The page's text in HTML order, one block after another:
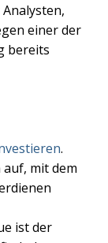
einer der
bereits
.
mit dem
ist der